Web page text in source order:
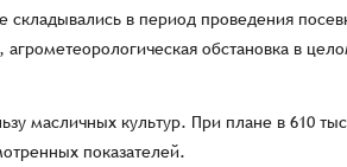
в период проведения
обстановка в
масличных культур. При плане в 610
показателей.